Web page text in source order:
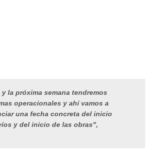
la próxima semana tendremos
operacionales y ahí vamos a
una fecha concreta del inicio
y del inicio de las obras",